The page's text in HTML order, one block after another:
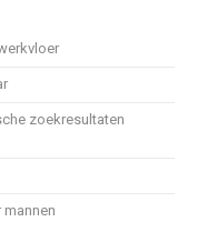
zoekresultaten